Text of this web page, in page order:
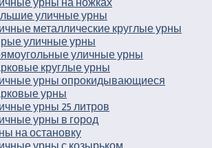
урны на ножках
уличные урны
металлические круглые урны
уличные урны
уличные урны
круглые урны
урны опрокидывающиеся
урны
урны 25 литров
урны в город
на остановку